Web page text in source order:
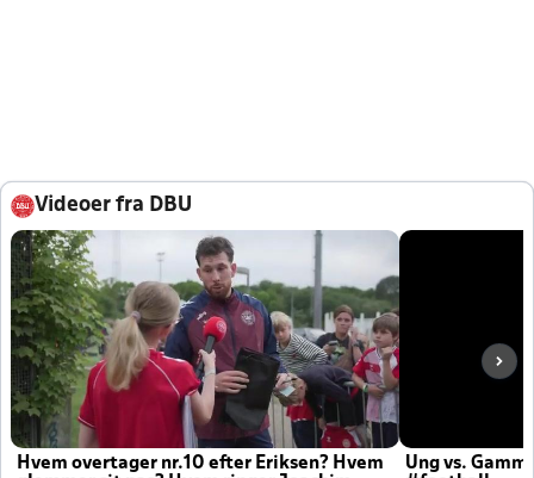
Videoer fra DBU
Hvem overtager nr.10 efter Eriksen? Hvem
Ung vs.